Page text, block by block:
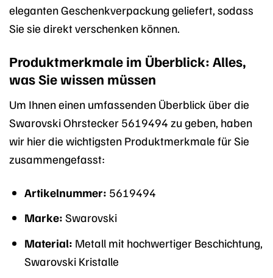
eleganten Geschenkverpackung geliefert, sodass
Sie sie direkt verschenken können.
Produktmerkmale im Überblick: Alles,
was Sie wissen müssen
Um Ihnen einen umfassenden Überblick über die
Swarovski Ohrstecker 5619494 zu geben, haben
wir hier die wichtigsten Produktmerkmale für Sie
zusammengefasst:
Artikelnummer: 5619494
Marke: Swarovski
Material: Metall mit hochwertiger Beschichtung,
Swarovski Kristalle